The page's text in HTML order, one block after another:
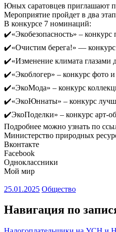
Юных саратовцев приглашают
Мероприятие пройдет в два
В конкурсе 7 номинаций:
✔️«Экобезопасность» – конкурс
✔️«Очистим берега!» — конкурс
✔️«Изменение климата глазами
✔️«Экоблогер» – конкурс фото
✔️«ЭкоМода» – конкурс
✔️«ЭкоЮннаты» – конкурс
✔️ЭкоПоделки» – конкурс арт-
Подробнее можно узнать по
Министерство природных
Вконтакте
Facebook
Одноклассники
Мой мир
25.01.2025 Общество
Навигация по